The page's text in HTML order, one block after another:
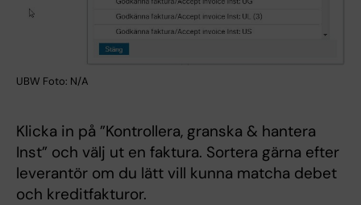
UBW Foto: N/A
Klicka in på ”Kontrollera, granska & hantera
Inst” och välj ut en faktura. Sortera gärna efter
leverantör om du lätt vill kunna matcha debet
och kreditfakturor.